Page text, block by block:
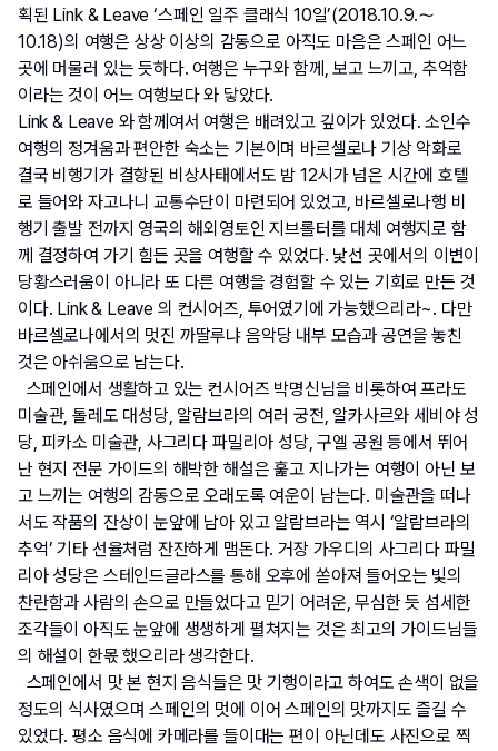
획된 Link & Leave ‘스페인 일주 클래식 10일’(2018.10.9.～
10.18)의 여행은 상상 이상의 감동으로 아직도 마음은 스페인 어느
곳에 머물러 있는 듯하다. 여행은 누구와 함께, 보고 느끼고, 추억함
이라는 것이 어느 여행보다 와 닿았다.
Link & Leave 와 함께여서 여행은 배려있고 깊이가 있었다. 소인수
여행의 정겨움과 편안한 숙소는 기본이며 바르셀로나 기상 악화로
결국 비행기가 결항된 비상사태에서도 밤 12시가 넘은 시간에 호텔
로 들어와 자고나니 교통수단이 마련되어 있었고, 바르셀로나행 비
행기 출발 전까지 영국의 해외영토인 지브롤터를 대체 여행지로 함
께 결정하여 가기 힘든 곳을 여행할 수 있었다. 낯선 곳에서의 이변이
당황스러움이 아니라 또 다른 여행을 경험할 수 있는 기회로 만든 것
이다. Link & Leave 의 컨시어즈, 투어였기에 가능했으리라~. 다만
바르셀로나에서의 멋진 까딸루냐 음악당 내부 모습과 공연을 놓친
것은 아쉬움으로 남는다.
스페인에서 생활하고 있는 컨시어즈 박명신님을 비롯하여 프라도
미술관, 톨레도 대성당, 알람브라의 여러 궁전, 알카사르와 세비야 성
당, 피카소 미술관, 사그리다 파밀리아 성당, 구엘 공원 등에서 뛰어
난 현지 전문 가이드의 해박한 해설은 훑고 지나가는 여행이 아닌 보
고 느끼는 여행의 감동으로 오래도록 여운이 남는다. 미술관을 떠나
서도 작품의 잔상이 눈앞에 남아 있고 알람브라는 역시 ‘알람브라의
추억’ 기타 선율처럼 잔잔하게 맴돈다. 거장 가우디의 사그리다 파밀
리아 성당은 스테인드글라스를 통해 오후에 쏟아져 들어오는 빛의
찬란함과 사람의 손으로 만들었다고 믿기 어려운, 무심한 듯 섬세한
조각들이 아직도 눈앞에 생생하게 펼쳐지는 것은 최고의 가이드님들
의 해설이 한몫 했으리라 생각한다.
스페인에서 맛 본 현지 음식들은 맛 기행이라고 하여도 손색이 없을
정도의 식사였으며 스페인의 멋에 이어 스페인의 맛까지도 즐길 수
있었다. 평소 음식에 카메라를 들이대는 편이 아닌데도 사진으로 찍